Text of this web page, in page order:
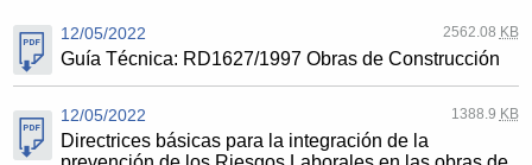
12/05/2022 2562.08 KB
Guía Técnica: RD1627/1997 Obras de Construcción
12/05/2022 1388.9 KB
Directrices básicas para la integración de la